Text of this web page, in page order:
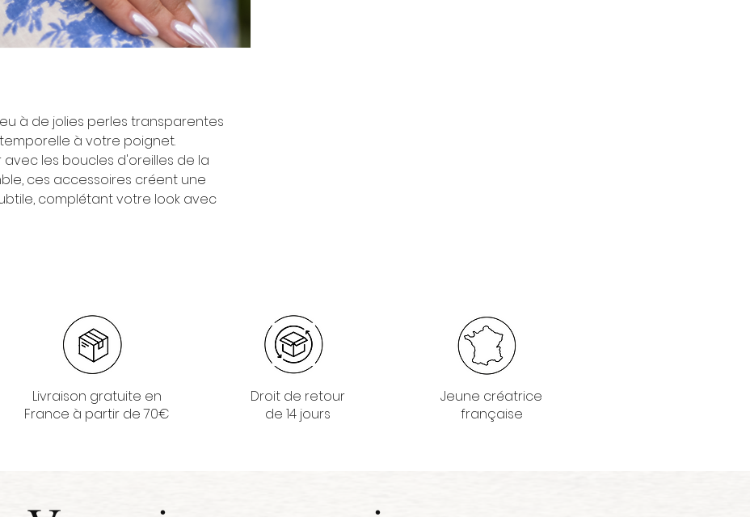
à de jolies perles transparentes
à votre poignet.
avec les boucles d'oreilles de la
ces accessoires créent une
complétant votre look avec
Livraison gratuite en
France à partir de 70€
Droit de retour
de 14 jours
Jeune créatrice
française